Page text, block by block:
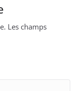
Les champs